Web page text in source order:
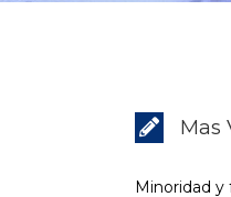
Mas
Minoridad y